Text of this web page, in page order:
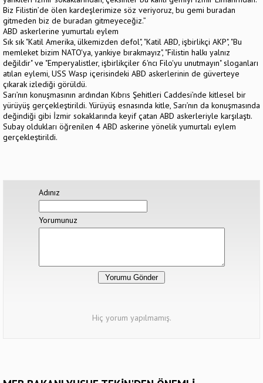
Biz Filistin’de ölen kardeşlerimize söz veriyoruz, bu gemi buradan
gitmeden biz de buradan gitmeyeceğiz.”
ABD askerlerine yumurtalı eylem
Sık sık "Katil Amerika, ülkemizden defol", "Katil ABD, işbirlikçi AKP", "Bu
memleket bizim NATO'ya, yankiye bırakmayız", "Filistin halkı yalnız
değildir" ve "Emperyalistler, işbirlikçiler 6'ncı Filo'yu unutmayın" sloganları
atılan eylemi, USS Wasp içerisindeki ABD askerlerinin de güverteye
çıkarak izlediği görüldü.
Sarı’nın konuşmasının ardından Kıbrıs Şehitleri Caddesi’nde kitlesel bir
yürüyüş gerçekleştirildi. Yürüyüş esnasında kitle, Sarı’nın da konuşmasında
değindiği gibi İzmir sokaklarında keyif çatan ABD askerleriyle karşılaştı.
Subay oldukları öğrenilen 4 ABD askerine yönelik yumurtalı eylem
gerçekleştirildi.
Adınız
Yorumunuz
Hiç yorum yapılmamış.